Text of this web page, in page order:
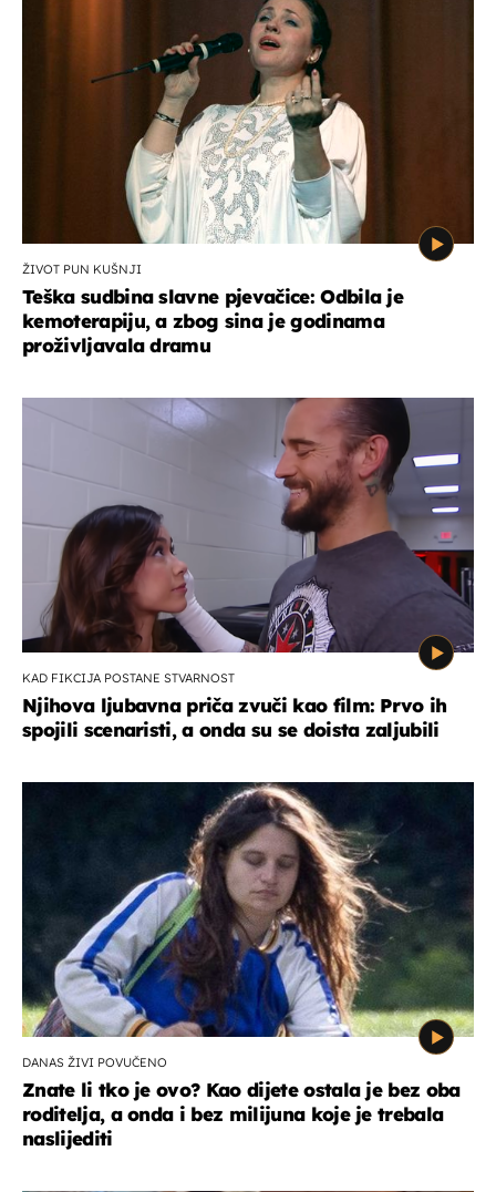
ŽIVOT PUN KUŠNJI
Teška sudbina slavne pjevačice: Odbila je
kemoterapiju, a zbog sina je godinama
proživljavala dramu
KAD FIKCIJA POSTANE STVARNOST
Njihova ljubavna priča zvuči kao film: Prvo ih
spojili scenaristi, a onda su se doista zaljubili
DANAS ŽIVI POVUČENO
Znate li tko je ovo? Kao dijete ostala je bez oba
roditelja, a onda i bez milijuna koje je trebala
naslijediti